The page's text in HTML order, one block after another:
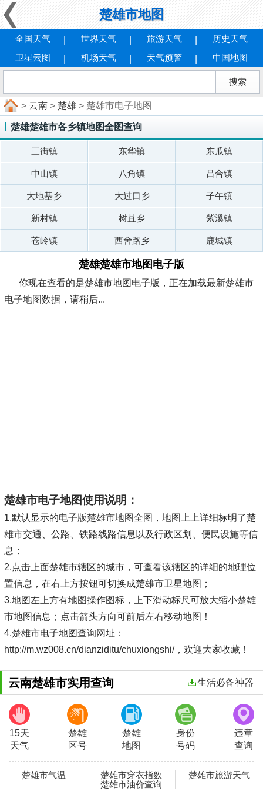
楚雄市地图
全国天气 世界天气 旅游天气
历史天气
卫星云图
机场天气 天气预警 中国地图
> 云南 > 楚雄 > 楚雄市电子地图
楚雄楚雄市各乡镇地图全图查询
三街镇 东华镇 东瓜镇
中山镇 八角镇 吕合镇
大地基乡 大过口乡 子午镇
新村镇 树苴乡 紫溪镇
苍岭镇 西舍路乡 鹿城镇
楚雄楚雄市地图电子版
你现在查看的是楚雄市地图电子版，正在加载最新楚雄市
电子地图数据，请稍后...
楚雄市电子地图使用说明：
1.默认显示的电子版楚雄市地图全图，地图上上详细标明了楚
雄市交通、公路、铁路线路信息以及行政区划、便民设施等信
息；
2.点击上面楚雄市辖区的城市，可查看该辖区的详细的地理位
置信息，在右上方按钮可切换成楚雄市卫星地图；
3.地图左上方有地图操作图标，上下滑动标尺可放大缩小楚雄
市地图信息；点击箭头方向可前后左右移动地图！
4.楚雄市电子地图查询网址：
http://m.wz008.cn/dianziditu/chuxiongshi/，欢迎大家收藏！
云南楚雄市实用查询 生活必备神器
15天
天气
楚雄
区号
楚雄
地图
身份
号码
违章
查询
楚雄市气温 楚雄市穿衣指数
楚雄市旅游天气
楚雄市油价查询